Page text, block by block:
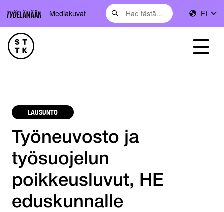
Mediakuvat FI
LAUSUNTO
Työneuvosto ja
työsuojelun
poikkeusluvut, HE
eduskunnalle